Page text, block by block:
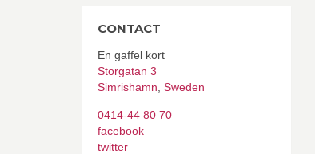
CONTACT
En gaffel kort
Storgatan 3
Simrishamn Sweden
0414-44 80 70
facebook
twitter